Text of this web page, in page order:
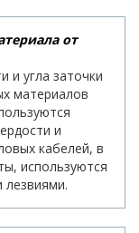
от
и угла заточки
материалов
и
кабелей, в
используются